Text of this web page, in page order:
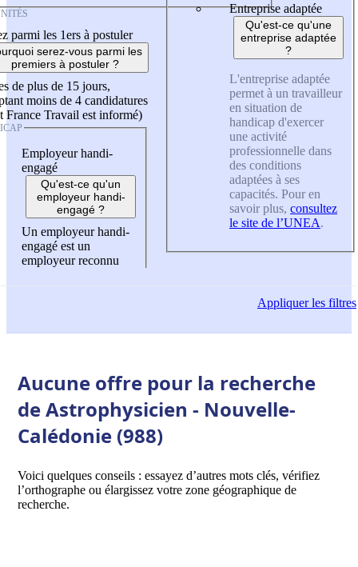
parmi les 1ers à postuler
serez-vous parmi les
premiers à postuler ?
de plus de 15 jours,
moins de 4 candidatures
France Travail est informé)
Employeur handi-
engagé
Qu'est-ce qu'un
employeur handi-
engagé ?
Un employeur handi-
engagé est un
employeur reconnu
Entreprise adaptée
Qu'est-ce qu'une
entreprise adaptée
?
L'entreprise adaptée
permet à un travailleur
en situation de
handicap d'exercer
une activité
professionnelle dans
des conditions
adaptées à ses
capacités. Pour en
savoir plus, consultez
le site de l’UNEA.
Appliquerles filtres
Aucune offre pour la recherche
de Astrophysicien - Nouvelle-
Calédonie (988)
Voici quelques conseils : essayez d’autres mots clés, vérifiez
l’orthographe ou élargissez votre zone géographique de
recherche.